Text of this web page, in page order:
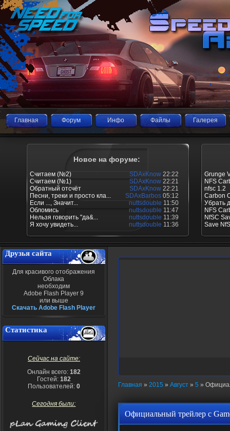
Главная Форум Инфо Файлы Галерея
Новое на форуме:
Считаем (№2) SDAxKnow 22:22
Считаем (№1)
SDAxKnow 22:21
Обратный отсчёт
SDAxKnow 22:21
Песни, треки и просто кла...
SDAxBarbos 05:12
Если ..., Значит...
nuttsdouble 11:50
Обломись
nuttsdouble 11:47
Нельзя говорить "да&...
nuttsdouble 11:39
Я хочу увидеть...
nuttsdouble 11:36
Grunge
NFS
nfsc 1.2
Carbon
Убрать
NFS
NfSC
Save
Друзья сайта
Для красивого отображения
Облака
необходим
Adobe Flash Player 9
или выше
Скачать Adobe Flash Player
Статистика
Сейчас на сайте:
Онлайн всего: 182
Гостей: 182
Пользователей: 0
Сегодня были:
Главная » 2015 » Август » 5 »
Официальный трейлер с